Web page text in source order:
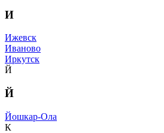
И
Ижевск
Иваново
Иркутск
Й
Й
Йошкар-Ола
К